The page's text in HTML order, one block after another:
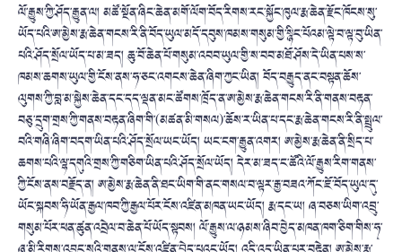
ལོ་རྒྱུས་ཀྱི་ཤོད་རྒྱུན་ལ། མཚོ་སྔོན་ཞིང་ཆེན་མགོ་ལོག་བོད་རིགས་རང་སྐྱོང་ཁུལ་རྨ་ཆེན་རྫོང་ཁོངས་སུ་
ཡོད་པའི་ཨ་མྱེས་རྨ་ཆེན་གངས་རི་ནི་བོད་ཡུལ་མདོ་དབུས་ཁམས་གསུམ་གྱི་སྙིང་པོའམ་ལྟེ་བ་ལྟ་བུ་ཡིན་
པའི་ཤོད་སྲོལ་ཡོད་པ་མ་ཟད། ཆུ་བོ་ཆེན་པོ་གསུམ་འབབ་ཡུལ་གྱི་ས་བབ་མཐོ་ཤོས་དེ་ཡིན་པས་ས་
ཁམས་ཆགས་ཡུལ་གྱི་ངོས་ནས་ཧ་ཅང་འགངས་ཆེན་ཞིག་ཀྱང་ཡིན། བོད་བརྒྱུད་ནང་བསྟན་ཆོས་
ལུགས་ཀྱི་བླ་མ་སྐྱེས་ཆེན་དང་དད་ལྡན་མང་ཚོགས་ཁྲོད་ན་ཨ་མྱེས་རྨ་ཆེན་གངས་རི་ནི་གནས་བརྟན་
བཅུ་དྲུག་གྲས་ཀྱི་གནས་བརྟན་ཞིག་གི་(མཚན་མི་གསལ)་ཆོས་ར་ཡིན་པ་དང་རྨ་ཆེན་གངས་རི་ནི་སྤྲུལ་
བའི་གཞི་ཞིག་བདག་ཡིན་པའི་ཤོད་སྲོལ་ཡང་ཡོད། ཡང་ངག་རྒྱུན་འགར། ཨ་མྱེས་རྨ་ཆེན་ནི་སྲིད་པ་
ཆགས་པའི་ལྷ་དགུའི་གྲས་ཀྱི་གཅིག་ཡིན་པའི་ཤོད་སྲོལ་ཡོད། དེར་མ་ཟད་ང་ཚོའི་ལོ་རྒྱུས་རིག་གནས་
ཀྱི་ངོས་ནས་བརྗོད་ན། ཨ་མྱེས་རྨ་ཆེན་ནི་ཐང་ཡིག་གི་ནང་གསལ་བ་ལྟར་རྒྱ་བཟའ་ཀོང་ཇོ་བོད་ཡུལ་དུ་
ཡོང་སྐབས་ཧི་ཡོན་རྒྱལ་ཁབ་ཀྱི་རྒྱལ་པོར་ངོས་འཛིན་མཁན་ཡང་ཡོད། རྨ་དང་ཡ། ཞ་བཅས་ཡིག་འབྲུ་
གསུམ་པོར་ཕན་ཚུན་འབྲེལ་བ་ཆེན་པོ་ཡོད་སྟབས། ལོ་རྒྱུས་ལ་ཉམས་ཞིབ་བྱེད་མཁན་ཁག་ཅིག་གིས་ཧྭ་